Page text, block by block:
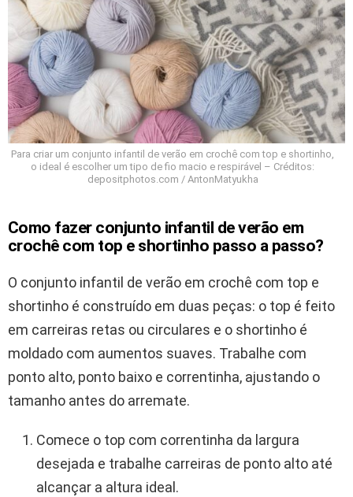
Para criar um conjunto infantil de verão em crochê com top e shortinho,
o ideal é escolher um tipo de fio macio e respirável – Créditos:
depositphotos.com / AntonMatyukha
Como fazer conjunto infantil de verão em
crochê com top e shortinho passo a passo?
O conjunto infantil de verão em crochê com top e
shortinho é construído em duas peças: o top é feito
em carreiras retas ou circulares e o shortinho é
moldado com aumentos suaves. Trabalhe com
ponto alto, ponto baixo e correntinha, ajustando o
tamanho antes do arremate.
Comece o top com correntinha da largura
desejada e trabalhe carreiras de ponto alto até
alcançar a altura ideal.